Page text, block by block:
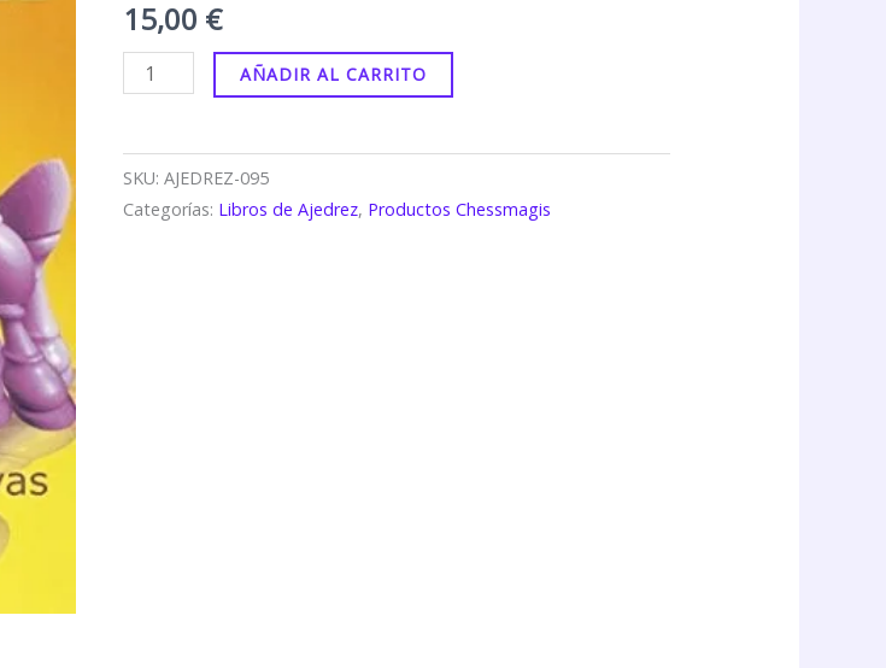
15,00 €
AÑADIR AL CARRITO
SKU:AJEDREZ-095
Categorías: Libros de Ajedrez, Productos Chessmagis